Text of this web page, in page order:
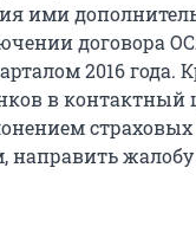
ими
договора
2016 года.
в контактный
направить